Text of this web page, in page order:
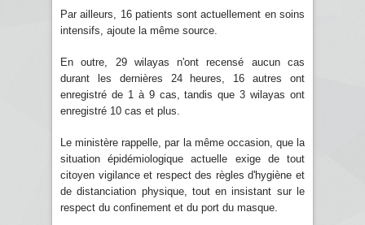
Par ailleurs, 16 patients sont actuellement en soins
intensifs, ajoute la même source.
En outre, 29 wilayas n'ont recensé aucun cas
durant les dernières 24 heures, 16 autres ont
enregistré de 1 à 9 cas, tandis que 3 wilayas ont
enregistré 10 cas et plus.
Le ministère rappelle, par la même occasion, que la
situation épidémiologique actuelle exige de tout
citoyen vigilance et respect des règles d'hygiène et
de distanciation physique, tout en insistant sur le
respect du confinement et du port du masque.